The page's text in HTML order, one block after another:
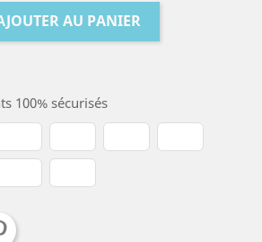
AU PANIER
100% sécurisés